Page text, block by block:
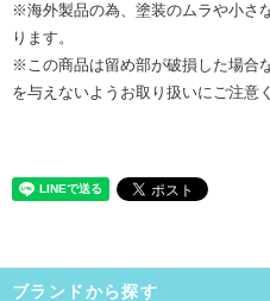
※海外製品の為、塗装のムラや小さ
ります。
※この商品は留め部が破損した場合
を与えないようお取り扱いにご注意
ブランドから探す